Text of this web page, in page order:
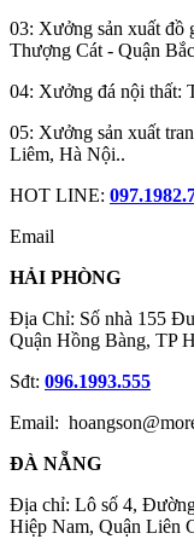
03: Xưởng sản xuất
Thượng Cát - Quận
04: Xưởng đá nội thất:
05: Xưởng sản xuất
Liêm, Hà Nội..
HOT LINE:
Email
HẢI PHÒNG
Địa Chỉ: Số nhà 155
Quận Hồng Bàng, TP
Sđt: 096.1993.555
Email:
ĐÀ NẴNG
Địa chỉ: Lô số 4,
Hiệp Nam, Quận Liên